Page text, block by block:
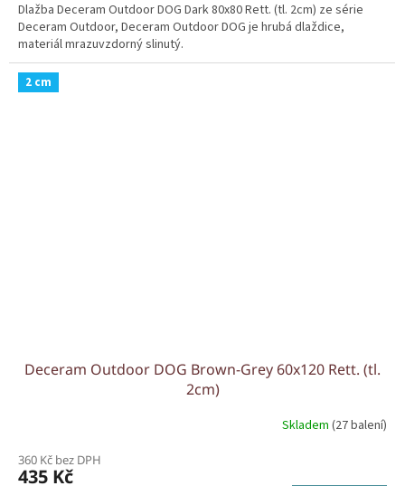
Dlažba Deceram Outdoor DOG Dark 80x80 Rett. (tl. 2cm) ze série
Deceram Outdoor, Deceram Outdoor DOG je hrubá dlaždice,
materiál mrazuvzdorný slinutý.
2 cm
Deceram Outdoor DOG Brown-Grey 60x120 Rett. (tl.
2cm)
Skladem (27 balení)
360 Kč bez DPH
435 Kč